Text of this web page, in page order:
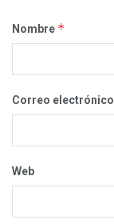
Nombre *
Correo electrónico
Web